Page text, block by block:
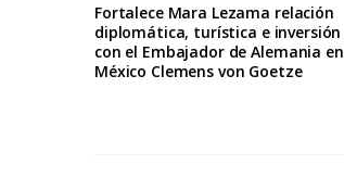
Fortalece Mara Lezama relación
diplomática, turística e inversión
con el Embajador de Alemania en
México Clemens von Goetze